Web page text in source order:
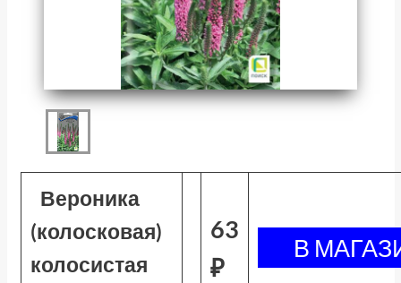
Вероника
(колосковая)
колосистая
63
₽